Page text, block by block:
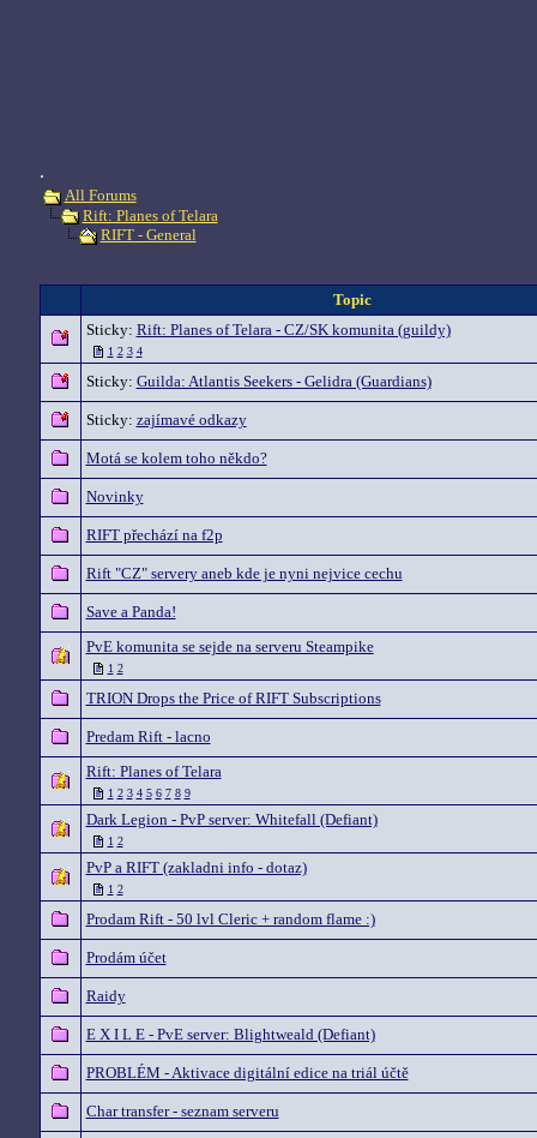
.
All Forums
Rift: Planes of Telara
RIFT - General
Topic
Sticky: Rift: Planes of Telara - CZ/SK komunita (guildy)
1 2 3 4
Sticky: Guilda: Atlantis Seekers - Gelidra (Guardians)
Sticky: zajímavé odkazy
Motá se kolem toho někdo?
Novinky
RIFT přechází na f2p
Rift "CZ" servery aneb kde je nyni nejvice cechu
Save a Panda!
PvE komunita se sejde na serveru Steampike
1 2
TRION Drops the Price of RIFT Subscriptions
Predam Rift - lacno
Rift: Planes of Telara
1 2 3 4 5 6 7 8 9
Dark Legion - PvP server: Whitefall (Defiant)
1 2
PvP a RIFT (zakladni info - dotaz)
1 2
Prodam Rift - 50 lvl Cleric + random flame :)
Prodám účet
Raidy
E X I L E - PvE server: Blightweald (Defiant)
PROBLÉM - Aktivace digitální edice na triál účtě
Char transfer - seznam serveru